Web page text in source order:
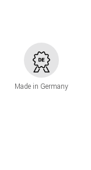
Made in Germany